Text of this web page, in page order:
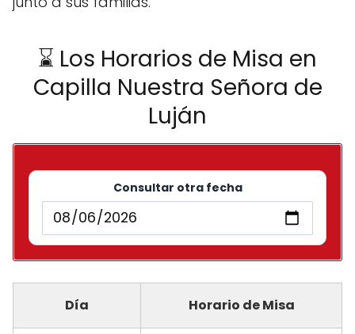
⌛ Los Horarios de Misa en
Capilla Nuestra Señora de
Luján
Consultar otra fecha
Día Horario de Misa